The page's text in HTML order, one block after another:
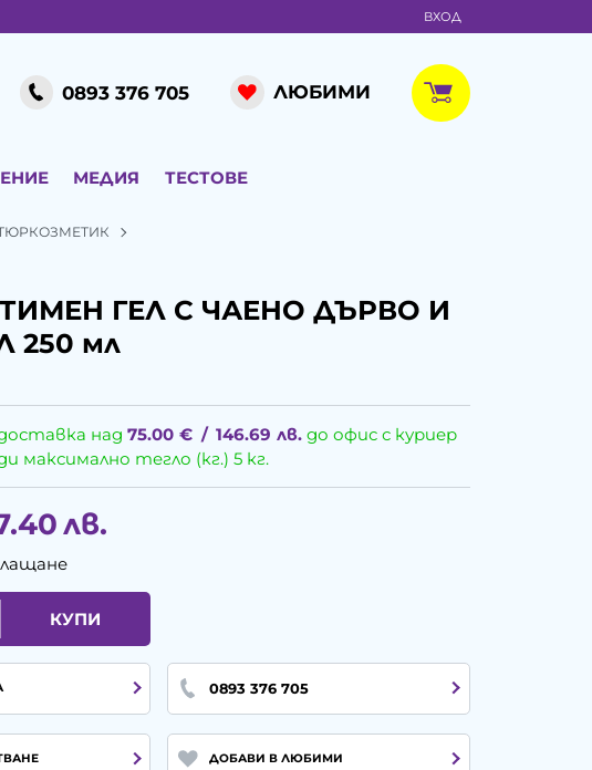
ВХОД
0893 376 705 ЛЮБИМИ
МЕДИЯ ТЕСТОВЕ
ГЕЛ С ЧАЕНО ДЪРВО И
250 мл
над75.00 € / 146.69 лв. до офис с куриер
максимално тегло (кг.) 5 кг.
лв.
КУПИ
0893 376 705
ДОБАВИ В ЛЮБИМИ